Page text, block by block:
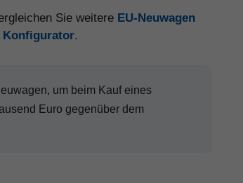
Sie weitere EU-Neuwagen
Konfigurator.
um beim Kauf eines
Euro gegenüber dem